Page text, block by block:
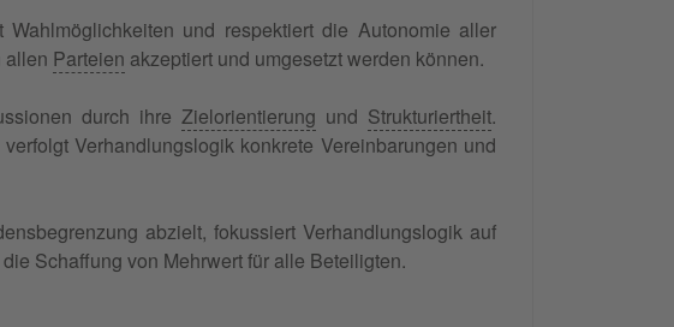
und respektiert die Autonomie aller
allen Parteien akzeptiert und umgesetzt werden können.
durch ihreZielorientierung und Strukturiertheit.
Verhandlungslogik konkrete Vereinbarungen und
abzielt, fokussiert Verhandlungslogik auf
Schaffung von Mehrwert für alle Beteiligten.